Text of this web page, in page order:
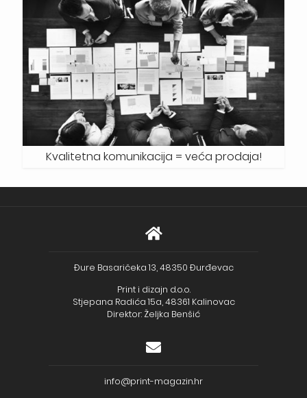
Kvalitetna komunikacija = veća prodaja!
Đure Basaričeka 13, 48350 Đurđevac
Print i dizajn d.o.o.
Stjepana Radića 15a, 48361 Kalinovac
Direktor: Željka Benšić
info@print-magazin.hr